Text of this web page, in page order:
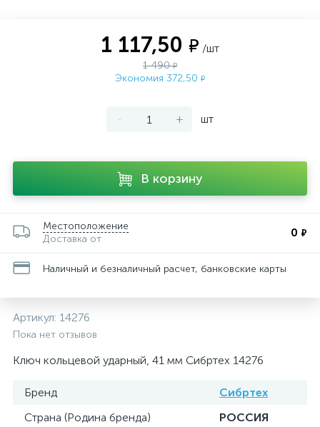
1 117,50 ₽ /шт
1 490₽
Экономия 372,50 ₽
- + шт
В корзину
Местоположение
Доставка от
0 ₽
Наличный и безналичный расчет, банковские карты
Артикул: 14276
Пока нет отзывов
Ключ кольцевой ударный, 41 мм Сибртех 14276
Бренд
Сибртех
Страна (Родина бренда)
РОССИЯ